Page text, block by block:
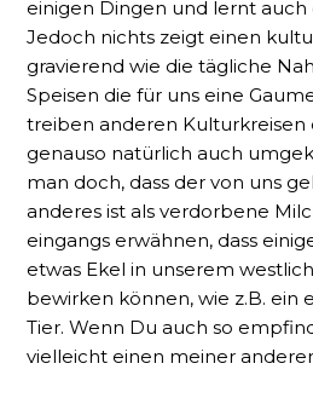
einigen Dingen und lernt auch
Jedoch nichts zeigt einen
gravierend wie die tägliche
Speisen die für uns eine
treiben anderen Kulturkreisen
genauso natürlich auch
man doch, dass der von uns
anderes ist als verdorbene
eingangs erwähnen, dass
etwas Ekel in unserem
bewirken können, wie z.B. ein
Tier. Wenn Du auch so
vielleicht einen meiner